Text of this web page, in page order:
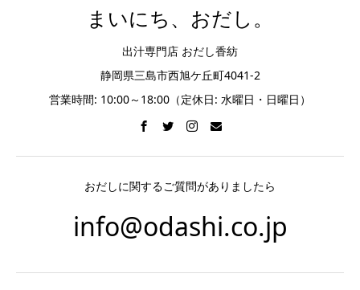
まいにち、おだし。
出汁専門店 おだし香紡
静岡県三島市西旭ケ丘町4041-2
営業時間: 10:00～18:00（定休日: 水曜日・日曜日）
おだしに関するご質問がありましたら
info@odashi.co.jp